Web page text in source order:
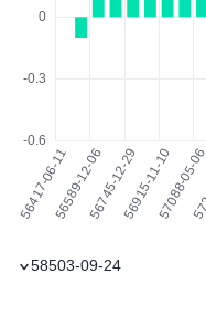
58503-09-24